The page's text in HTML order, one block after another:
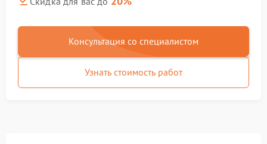
Консультация со специалистом
Узнать стоимость работ